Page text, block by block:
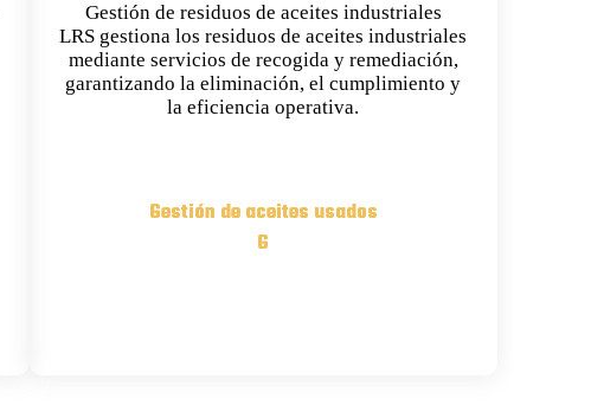
Gestión de residuos de aceites industriales
LRS gestiona los residuos de aceites industriales
mediante servicios de recogida y remediación,
garantizando la eliminación, el cumplimiento y
la eficiencia operativa.
Gestión de aceites usados
G